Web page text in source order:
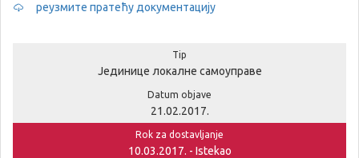
реузмите пратећу документацију
Tip
Јединице локалне самоуправе
Datum objave
21.02.2017.
Rok za dostavljanje
10.03.2017. - Istekao